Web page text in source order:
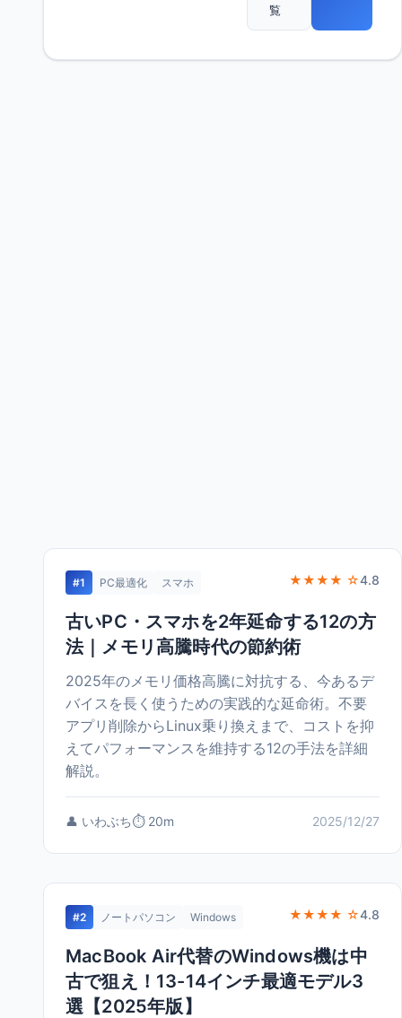
覧
#1 PC最適化 スマホ ★★★★ ☆4.8
古いPC・スマホを2年延命する12の方
法｜メモリ高騰時代の節約術
2025年のメモリ価格高騰に対抗する、今あるデ
バイスを長く使うための実践的な延命術。不要
アプリ削除からLinux乗り換えまで、コストを抑
えてパフォーマンスを維持する12の手法を詳細
解説。
👤 いわぶち⏱️ 20m 2025/12/27
#2 ノートパソコン Windows ★★★★ ☆4.8
MacBook Air代替のWindows機は中
古で狙え！13-14インチ最適モデル3
選【2025年版】